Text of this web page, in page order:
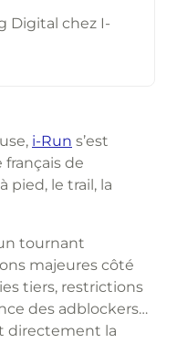
Digital chez I-
i-Run s’est
de
pied, le trail, la
tournant
majeures côté
tiers, restrictions
des adblockers…
directement la